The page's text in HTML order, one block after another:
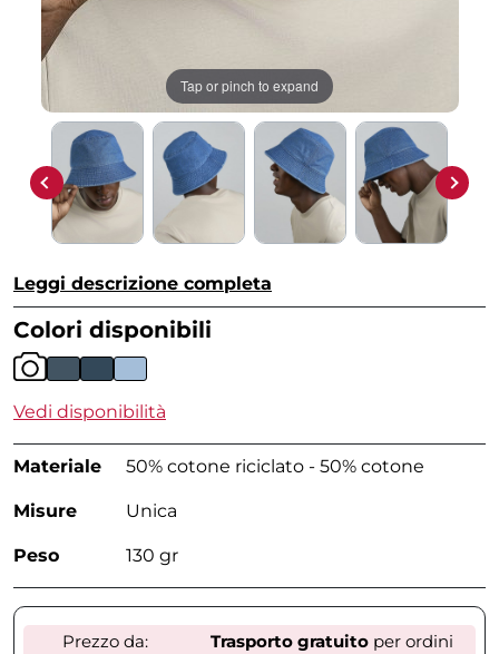
Tap or pinch to expand
Leggi descrizione completa
Colori disponibili
Vedi disponibilità
Materiale 50% cotone riciclato - 50% cotone
Misure Unica
Peso 130 gr
Prezzo da:
Trasporto gratuitoper ordini